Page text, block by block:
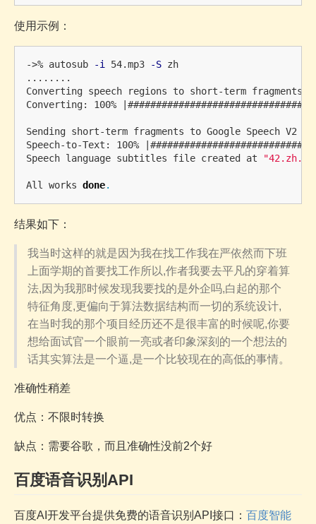
使用示例：
->% autosub -i 54.mp3 -S zh
........
Converting speech regions to short-term fragments.
Converting: 100%
Sending short-term fragments to Google Speech V2
Speech-to-Text: 100%
Speech language subtitles file created at
All works done.
结果如下：
我当时这样的就是因为我在找工作我在严依然而下班
上面学期的首要找工作所以,作者我要去平凡的穿着算
法,因为我那时候发现我要找的是外企吗,白起的那个
特征角度,更偏向于算法数据结构而一切的系统设计,
在当时我的那个项目经历还不是很丰富的时候呢,你要
想给面试官一个眼前一亮或者印象深刻的一个想法的
话其实算法是一个逼,是一个比较现在的高低的事情。
准确性稍差
优点：不限时转换
缺点：需要谷歌，而且准确性没前2个好
百度语音识别API
百度AI开发平台提供免费的语音识别API接口： 百度智能